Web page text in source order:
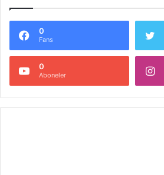
0
Fans
0
Aboneler